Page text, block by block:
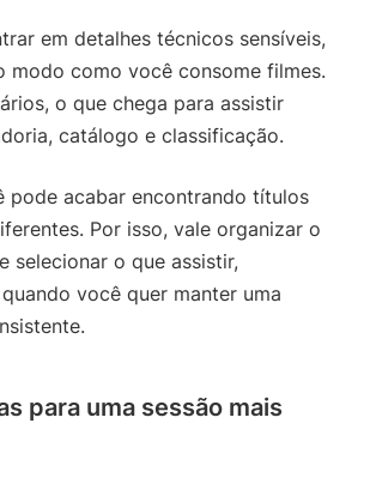
em detalhes técnicos sensíveis,
modo como você consome filmes.
o que chega para assistir
catálogo e classificação.
pode acabar encontrando títulos
Por isso, vale organizar o
selecionar o que assistir,
você quer manter uma
para uma sessão mais